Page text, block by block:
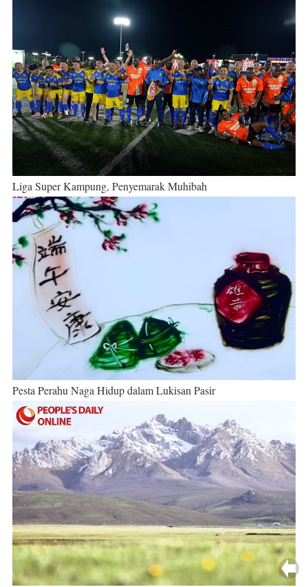
Liga Super Kampung, Penyemarak Muhibah
Pesta Perahu Naga Hidup dalam Lukisan Pasir